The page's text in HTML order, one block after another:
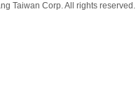
Taiwan Corp. All rights reserved.